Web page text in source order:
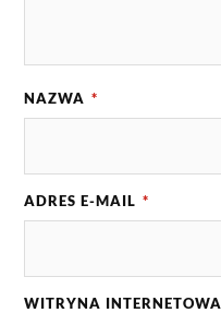
NAZWA *
ADRES E-MAIL *
WITRYNA INTERNETOWA